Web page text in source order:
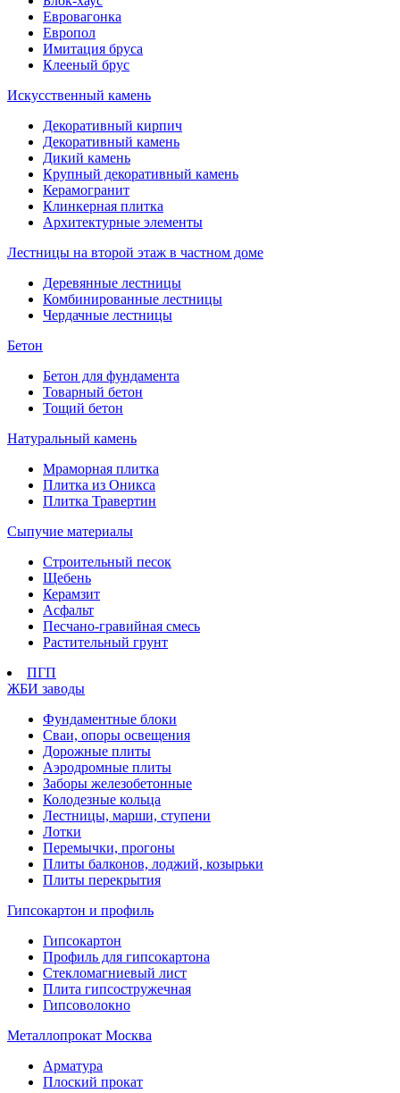
Евровагонка
Европол
Имитация бруса
Клееный брус
Искусственный камень
Декоративный кирпич
Декоративный камень
Дикий камень
Крупный декоративный камень
Керамогранит
Клинкерная плитка
Архитектурные элементы
Лестницы на второй этаж в частном доме
Деревянные лестницы
Комбинированные лестницы
Чердачные лестницы
Бетон
Бетон для фундамента
Товарный бетон
Тощий бетон
Натуральный камень
Мраморная плитка
Плитка из Оникса
Плитка Травертин
Сыпучие материалы
Строительный песок
Щебень
Керамзит
Асфальт
Песчано-гравийная смесь
Растительный грунт
ПГП
ЖБИ заводы
Фундаментные блоки
Сваи, опоры освещения
Дорожные плиты
Аэродромные плиты
Заборы железобетонные
Колодезные кольца
Лестницы, марши, ступени
Лотки
Перемычки, прогоны
Плиты балконов, лоджий, козырьки
Плиты перекрытия
Гипсокартон и профиль
Гипсокартон
Профиль для гипсокартона
Стекломагниевый лист
Плита гипсостружечная
Гипсоволокно
Металлопрокат Москва
Арматура
Плоский прокат